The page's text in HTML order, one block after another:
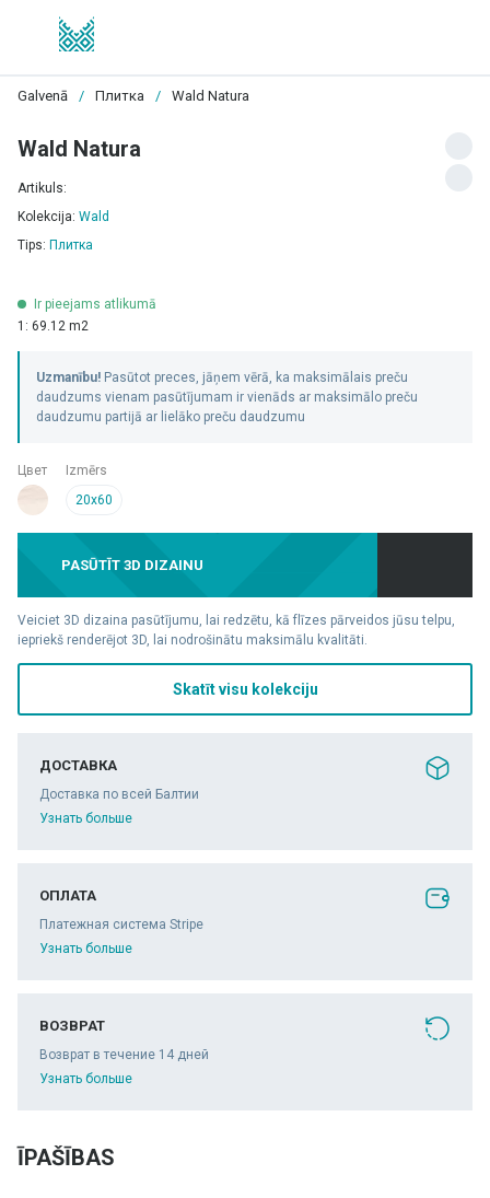
Galvenā / Плитка / Wald Natura
Wald Natura
Artikuls:
Kolekcija: Wald
Tips: Плитка
Ir pieejams atlikumā
1: 69.12 m2
Uzmanību! Pasūtot preces, jāņem vērā, ka maksimālais preču
daudzums vienam pasūtījumam ir vienāds ar maksimālo preču
daudzumu partijā ar lielāko preču daudzumu
Цвет
Izmērs
20x60
PASŪTĪT 3D DIZAINU
Veiciet 3D dizaina pasūtījumu, lai redzētu, kā flīzes pārveidos jūsu telpu,
iepriekš renderējot 3D, lai nodrošinātu maksimālu kvalitāti.
Skatīt visu kolekciju
ДОСТАВКА
Доставка по всей Балтии
Узнать больше
ОПЛАТА
Платежная система Stripe
Узнать больше
ВОЗВРАТ
Возврат в течение 14 дней
Узнать больше
ĪPAŠĪBAS